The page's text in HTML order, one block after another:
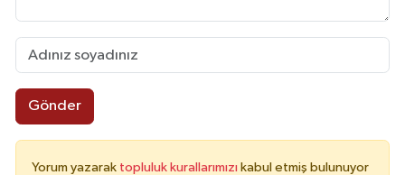
Gönder
Yorum yazarak topluluk kurallarımızı kabul etmiş bulunuyor